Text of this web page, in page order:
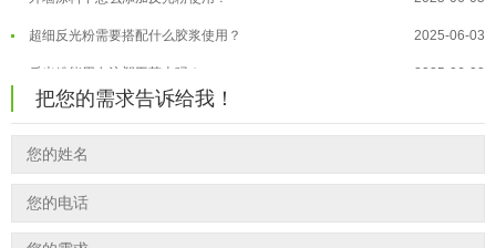
温变粉"罢工"指南：为... 2026-07-10
温变粉到底怕不怕酸碱和酒精？ 2026-07-09
温变粉"烤"问：长期加...
超细反光粉需要搭配什么胶浆使用？ 2025-06-03
反光粉能用在注塑工艺上吗？ 2025-06-02
反光粉可以混合其他颜料一起使用吗...
温变粉丝印到底用多少目网版？这篇... 2026-06-11
反光粉太久不用结块要怎么处理？ 2025-07-11
印花温变粉最适合用在什么行业上呢...
把您的需求告诉给我！